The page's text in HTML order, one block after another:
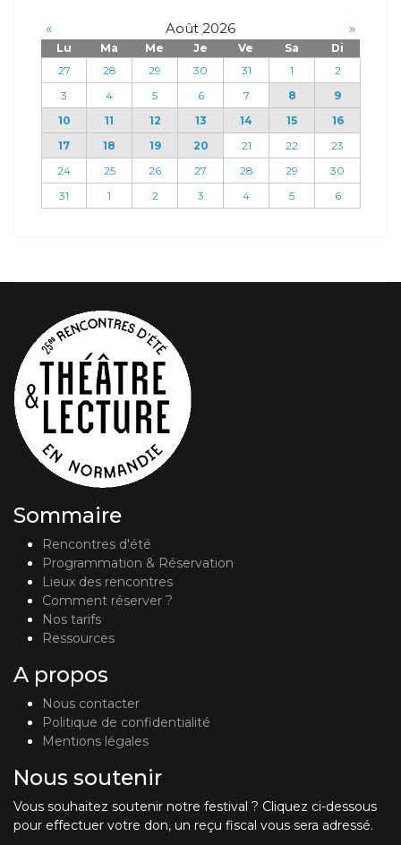
« Août 2026 »
Lu Ma Me Je Ve Sa
Di
27
28 29 30 31 1
2
3
4 5 6 7 8
9
10
11 12 13 14 15
16
17
18 19 20 21 22
23
24
25 26 27 28 29
30
31
1 2 3 4 5 6
Sommaire
Rencontres d'été
Programmation & Réservation
Lieux des rencontres
Comment réserver ?
Nos tarifs
Ressources
A propos
Nous contacter
Politique de confidentialité
Mentions légales
Nous soutenir
Vous souhaitez soutenir notre festival ? Cliquez ci-dessous
pour effectuer votre don, un reçu fiscal vous sera adressé.